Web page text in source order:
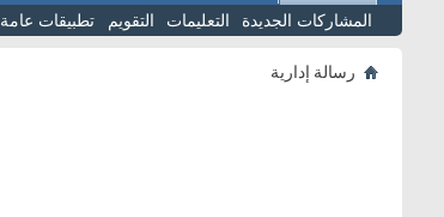
المشاركات الجديدة
التعليمات التقويم تطبيقات عامة
رسالة إدارية